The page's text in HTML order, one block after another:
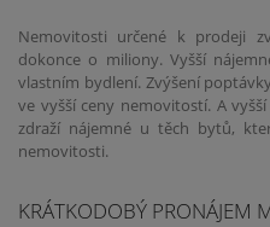
Nemovitosti určené k prodeji
dokonce o miliony. Vyšší
vlastním bydlení. Zvýšení
ve vyšší ceny nemovitostí. A
zdraží nájemné u těch bytů,
nemovitosti.
KRÁTKODOBÝ PRONÁJEM